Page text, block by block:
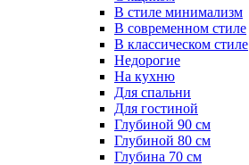
В стиле минимализм
В современном стиле
В классическом стиле
Недорогие
На кухню
Для спальни
Для гостиной
Глубиной 90 см
Глубиной 80 см
Глубина 70 см